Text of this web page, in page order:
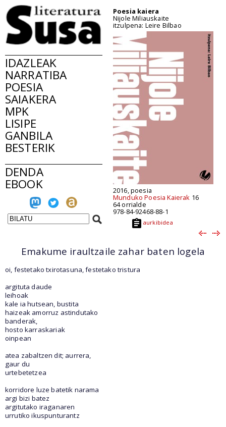
IDAZLEAK
NARRATIBA
POESIA
SAIAKERA
MPK
LISIPE
GANBILA
BESTERIK
DENDA
EBOOK
Poesia kaiera
Nijole Miliauskaite
itzulpena: Leire Bilbao
2016, poesia
Munduko Poesia Kaierak 16
64 orrialde
978-84-92468-88-1
aurkibidea
Emakume iraultzaile zahar baten logela
oi, festetako txirotasuna, festetako tristura
argituta daude
leihoak
kale ia hutsean, bustita
haizeak amorruz astindutako
banderak,
hosto karraskariak
oinpean
atea zabaltzen dit; aurrera,
gaur du
urtebetetzea
korridore luze batetik narama
argi bizi batez
argitutako iraganaren
urrutiko ikuspunturantz